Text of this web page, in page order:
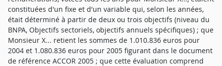
constituées d'un fixe et d'un variable qui, selon les années,
était déterminé à partir de deux ou trois objectifs (niveau du
BNPA, Objectifs sectoriels, objectifs annuels spécifiques) ; que
Monsieur X... retient les sommes de 1.010.836 euros pour
2004 et 1.080.836 euros pour 2005 figurant dans le document
de référence ACCOR 2005 ; que cette évaluation comprend